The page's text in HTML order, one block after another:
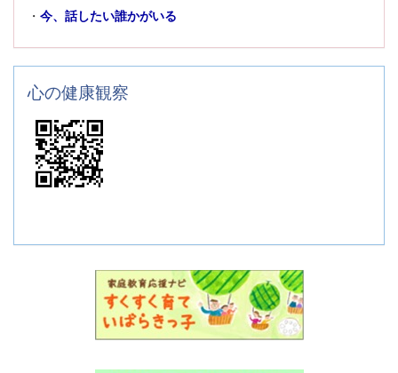
・ 今、話したい誰かがいる
心の健康観察